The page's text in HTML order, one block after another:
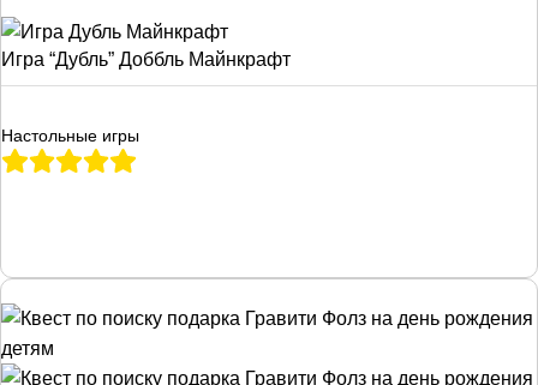
Игра “Дубль” Доббль Майнкрафт
Настольные игры